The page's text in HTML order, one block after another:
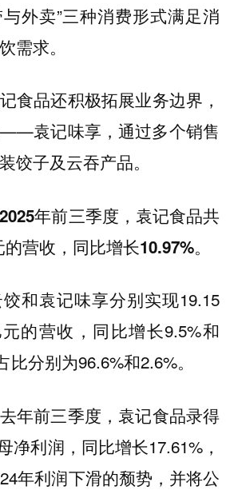
外卖”三种消费形式满足消
需求。
食品还积极拓展业务边界，
袁记味享，通过多个销售
饺子及云吞产品。
年前三季度，袁记食品共
营收，同比增长10.97%。
和袁记味享分别实现19.15
的营收，同比增长9.5%和
比分别为96.6%和2.6%。
年前三季度，袁记食品录得
净利润，同比增长17.61%，
年利润下滑的颓势，并将公